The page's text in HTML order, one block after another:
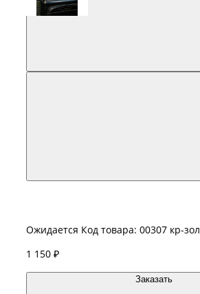
Ожидается Код товара: 00307 кр-зол
1 150 ₽
Заказать